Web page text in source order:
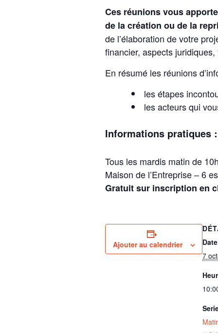
Ces réunions vous
de la création ou de la
de l’élaboration de votre
financier, aspects
En résumé les réunions
les étapes
les acteurs qui
Informations pratiques :
Tous les mardis matin de
Maison de l’Entreprise – 6
Gratuit sur inscription en
Ajouter au calendrier
7